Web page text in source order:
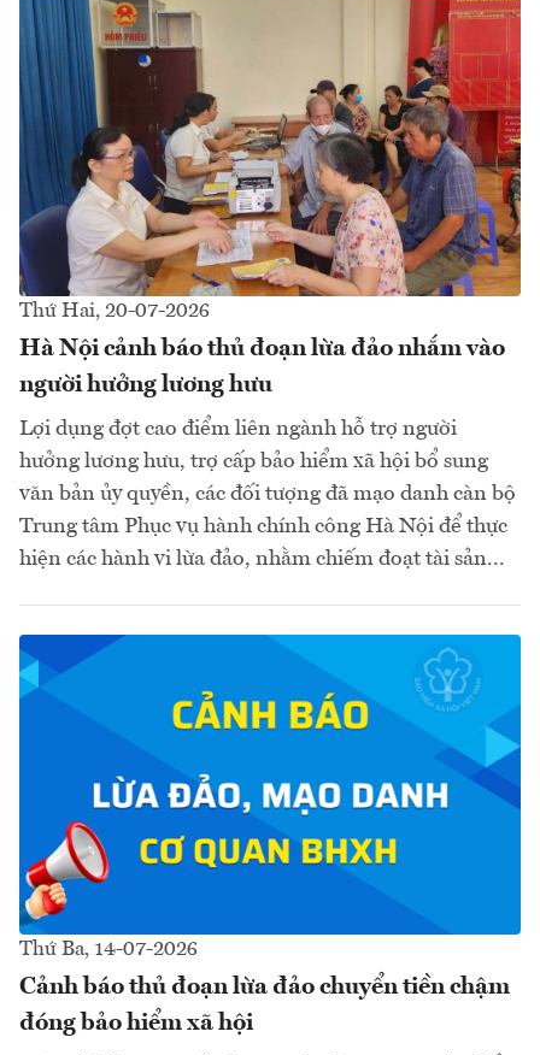
Thứ Hai, 20-07-2026
Hà Nội cảnh báo thủ đoạn lừa đảo nhắm vào
người hưởng lương hưu
Lợi dụng đợt cao điểm liên ngành hỗ trợ người
hưởng lương hưu, trợ cấp bảo hiểm xã hội bổ sung
văn bản ủy quyền, các đối tượng đã mạo danh càn bộ
Trung tâm Phục vụ hành chính công Hà Nội để thực
hiện các hành vi lừa đảo, nhằm chiếm đoạt tài sản...
Thứ Ba, 14-07-2026
Cảnh báo thủ đoạn lừa đảo chuyển tiền chậm
đóng bảo hiểm xã hội